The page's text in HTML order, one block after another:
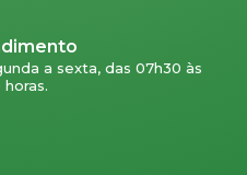
a sexta, das 07h30 às
horas.